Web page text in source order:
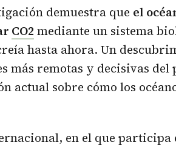
demuestra que el
CO2 mediante un sistema
hasta ahora. Un
más remotas y decisivas
actual sobre cómo los
en el que participa